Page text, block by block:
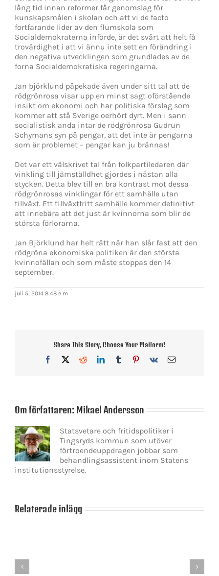
lång tid innan reformer får genomslag för
kunskapsmålen i skolan och att vi de facto
fortfarande lider av den flumskola som
Socialdemokraterna införde, är det svårt att helt få
trovärdighet i att vi ännu inte sett en förändring i
den negativa utvecklingen som grundlades av de
forna Socialdemokratiska regeringarna.
Jan björklund påpekade även under sitt tal att de
rödgrönrosa visar upp en minst sagt oförstående
insikt om ekonomi och har politiska förslag som
kommer att stå Sverige oerhört dyrt. Men i sann
socialistisk anda intar de rödgrönrosa Gudrun
Schymans syn på pengar, att det inte är pengarna
som är problemet – pengar kan ju brännas!
Det var ett välskrivet tal från folkpartiledaren där
vinkling till jämställdhet gjordes i nästan alla
stycken. Detta blev till en bra kontrast mot dessa
rödgrönrosas vinklingar för ett samhälle utan
tillväxt. Ett tillväxtfritt samhälle kommer definitivt
att innebära att det just är kvinnorna som blir de
största förlorarna.
Jan Björklund har helt rätt när han slår fast att den
rödgröna ekonomiska politiken är den största
kvinnofällan och som måste stoppas den 14
september.
juli 5, 2014 8:48 e m
Share This Story, Choose Your Platform!
Facebook
X RedditLinkedInTumblrPinterest
Vk
E-
Om författaren: Mikael Andersson
Statsvetare och fritidspolitiker i
Tingsryds kommun som utöver
förtroendeuppdragen jobbar som
behandlingsassistent inom Statens
institutionsstyrelse.
Relaterade inlägg